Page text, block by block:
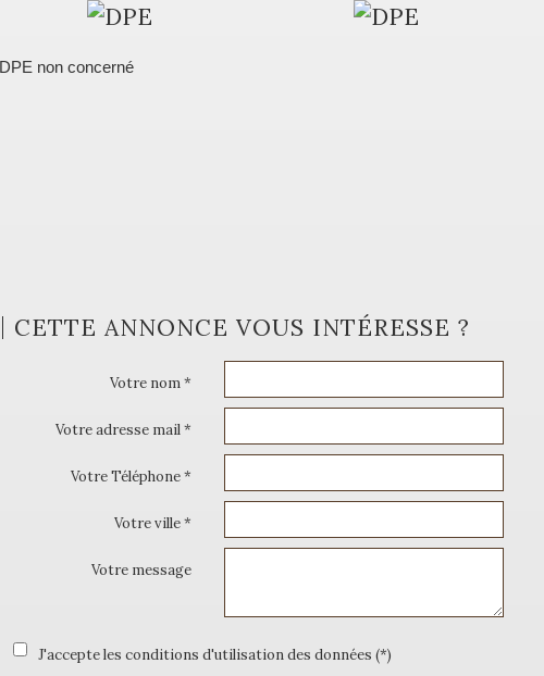
DPE non concerné
CETTE ANNONCE VOUS INTÉRESSE ?
Votre nom *
Votre adresse mail *
Votre Téléphone *
Votre ville *
Votre message
J'accepte les conditions d'utilisation des données (*)